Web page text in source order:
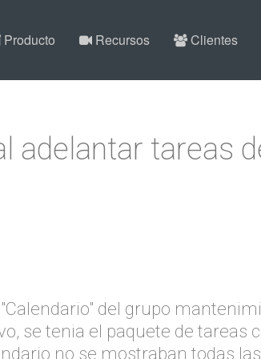
Producto Recursos Clientes
adelantar tareas
del grupo
se tenia el paquete de tareas
no se mostraban todas